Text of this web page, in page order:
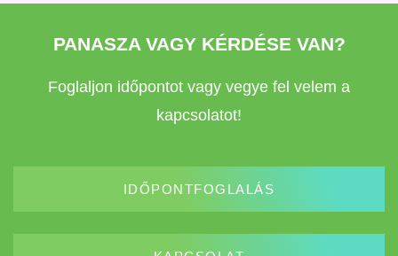
PANASZA VAGY KÉRDÉSE VAN?
Foglaljon időpontot vagy vegye fel velem a
kapcsolatot!
IDŐPONTFOGLALÁS